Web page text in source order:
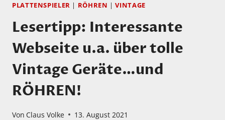
PLATTENSPIELER | RÖHREN |VINTAGE
Lesertipp: Interessante
Webseite u.a. über tolle
Vintage Geräte…und
RÖHREN!
Von Claus Volke 13. August 2021